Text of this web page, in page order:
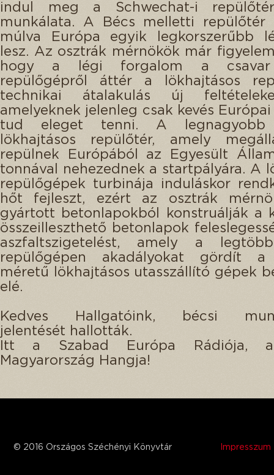
indul meg a Schwechat-i
munkálata. A Bécs melletti repülőtér
múlva Európa egyik legkorszerűbb
lesz. Az osztrák mérnökök már
hogy a légi forgalom a csavar
repülőgépről áttér a lökhajtásos
technikai átalakulás új
amelyeknek jelenleg csak kevés
tud eleget tenni. A legnagyobb
lökhajtásos repülőtér, amely
repülnek Európából az Egyesült
tonnával nehezednek a startpályára. A
repülőgépek turbinája induláskor
hőt fejleszt, ezért az osztrák
gyártott betonlapokból konstruálják a
összeilleszthető betonlapok
aszfaltszigetelést, amely a
repülőgépen akadályokat gördít a
méretű lökhajtásos utasszállító gépek
elé.
Kedves Hallgatóink, bécsi
jelentését hallották.
Itt a Szabad Európa Rádiója, a
Magyarország Hangja!
© 2016 Országos Széchényi Könyvtár Impresszum